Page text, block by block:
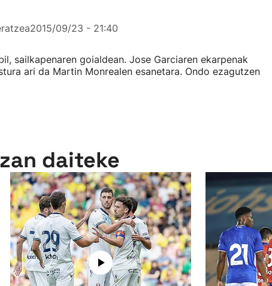
2015/09/23 - 21:40
sailkapenaren goialdean. Jose Garciaren ekarpenak
ari da Martin Monrealen esanetara. Ondo ezagutzen
daiteke